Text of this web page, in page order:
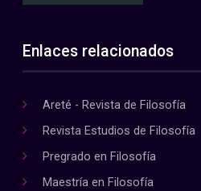
Enlaces relacionados
Areté - Revista de Filosofía
Revista Estudios de Filosofía
Pregrado en Filosofía
Maestría en Filosofía